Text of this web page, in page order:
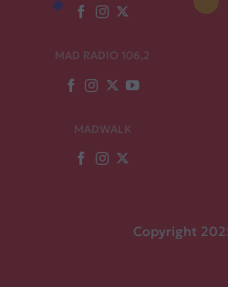
MAD RADIO 106,2
MADWALK
Copyright